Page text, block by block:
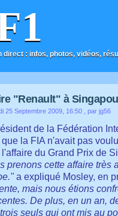
direct : infos, photos, vidéos,
"Renault" à
25 Septembre 2009, 16:50 , par jg56
de la Fédération
la FIA n'avait pas
du Grand Prix de
prenons cette affaire très
a expliqué Mosley, en
mais nous étions
De plus, en un an,
seuls qui ont mis au